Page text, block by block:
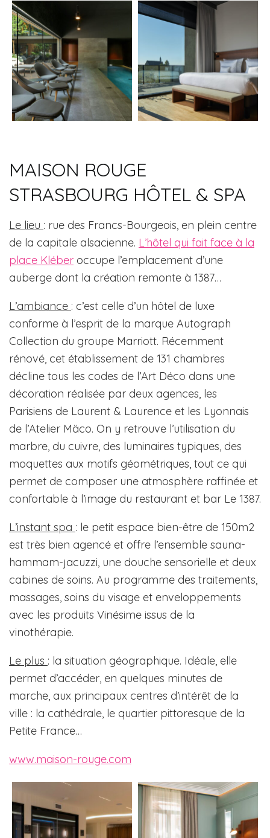
MAISON ROUGE
STRASBOURG HÔTEL & SPA
Le lieu : rue des Francs-Bourgeois, en plein centre
de la capitale alsacienne. L’hôtel qui fait face à la
place Kléber occupe l’emplacement d’une
auberge dont la création remonte à 1387…
L’ambiance : c’est celle d’un hôtel de luxe
conforme à l’esprit de la marque Autograph
Collection du groupe Marriott. Récemment
rénové, cet établissement de 131 chambres
décline tous les codes de l’Art Déco dans une
décoration réalisée par deux agences, les
Parisiens de Laurent & Laurence et les Lyonnais
de l’Atelier Mäco. On y retrouve l’utilisation du
marbre, du cuivre, des luminaires typiques, des
moquettes aux motifs géométriques, tout ce qui
permet de composer une atmosphère raffinée et
confortable à l’image du restaurant et bar Le 1387.
L’instant spa : le petit espace bien-être de 150m2
est très bien agencé et offre l’ensemble sauna-
hammam-jacuzzi, une douche sensorielle et deux
cabines de soins. Au programme des traitements,
massages, soins du visage et enveloppements
avec les produits Vinésime issus de la
vinothérapie.
Le plus : la situation géographique. Idéale, elle
permet d’accéder, en quelques minutes de
marche, aux principaux centres d’intérêt de la
ville : la cathédrale, le quartier pittoresque de la
Petite France…
www.maison-rouge.com